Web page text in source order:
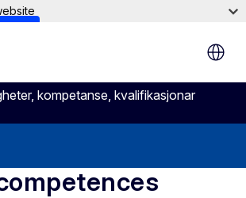
kompetanse, kvalifikasjonar